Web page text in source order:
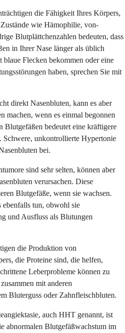
die Fähigkeit Ihres Körpers,
wie Hämophilie, von-
Blutplättchenzahlen bedeuten, dass
in Ihrer Nase länger als üblich
Flecken bekommen oder eine
haben, sprechen Sie mit
direkt Nasenbluten, kann es aber
machen, wenn es einmal begonnen
bedeutet eine kräftigere
unkontrollierte Hypertonie
bei.
sind sehr selten, können aber
verursachen. Diese
Blutgefäße, wenn sie wachsen.
ebenfalls tun, obwohl sie
und Ausfluss als Blutungen
die Produktion von
die Proteine sind, die helfen,
Leberprobleme können zu
mit anderen
Bluterguss oder Zahnfleischbluten.
auch HHT genannt, ist
abnormalen Blutgefäßwachstum im